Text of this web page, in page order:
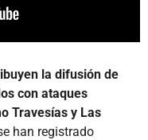
la difusión de
con ataques
Travesías y Las
han registrado